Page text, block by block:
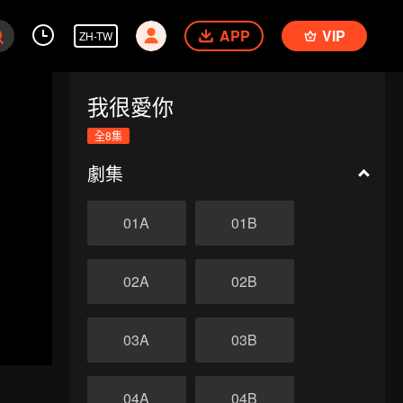
ZH-TW APP VIP
我很愛你
全8集
劇集
01A 01B
02A 02B
03A 03B
04A 04B